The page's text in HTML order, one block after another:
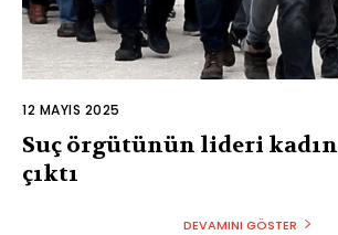
12 MAYIS 2025
Suç örgütünün lideri kadın
çıktı
DEVAMINI GÖSTER